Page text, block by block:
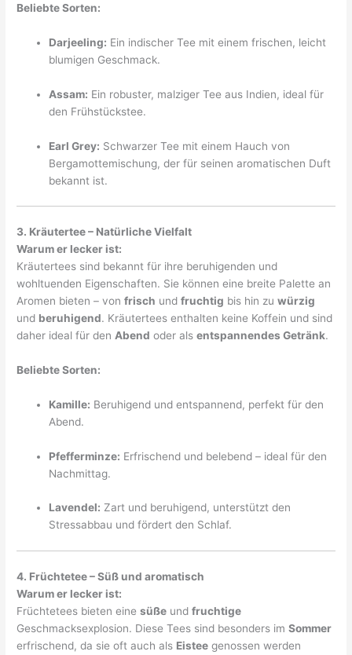
Beliebte Sorten:
Darjeeling: Ein indischer Tee mit einem frischen, leicht
blumigen Geschmack.
Assam: Ein robuster, malziger Tee aus Indien, ideal für
den Frühstückstee.
Earl Grey: Schwarzer Tee mit einem Hauch von
Bergamottemischung, der für seinen aromatischen Duft
bekannt ist.
3. Kräutertee – Natürliche Vielfalt
Warum er lecker ist:
Kräutertees sind bekannt für ihre beruhigenden und
wohltuenden Eigenschaften. Sie können eine breite Palette an
Aromen bieten – vonfrisch undfruchtig bis hin zuwürzig
und beruhigend. Kräutertees enthalten keine Koffein und sind
daher ideal für den Abend oder alsentspannendes Getränk.
Beliebte Sorten:
Kamille: Beruhigend und entspannend, perfekt für den
Abend.
Pfefferminze: Erfrischend und belebend – ideal für den
Nachmittag.
Lavendel: Zart und beruhigend, unterstützt den
Stressabbau und fördert den Schlaf.
4. Früchtetee – Süß und aromatisch
Warum er lecker ist:
Früchtetees bieten einesüße undfruchtige
Geschmacksexplosion. Diese Tees sind besonders imSommer
erfrischend, da sie oft auch als Eistee genossen werden